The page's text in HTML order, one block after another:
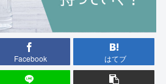
Facebook はてブ